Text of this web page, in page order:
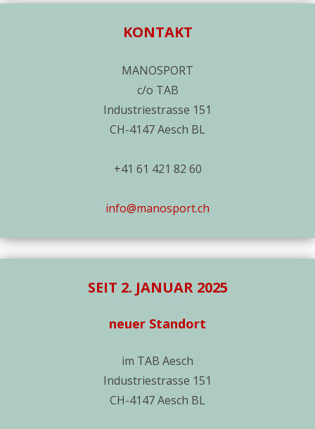
KONTAKT
MANOSPORT
c/o TAB
Industriestrasse 151
CH-4147 Aesch BL
+41 61 421 82 60
info@manosport.ch
SEIT 2. JANUAR 2025
neuer Standort
im TAB Aesch
Industriestrasse 151
CH-4147 Aesch BL